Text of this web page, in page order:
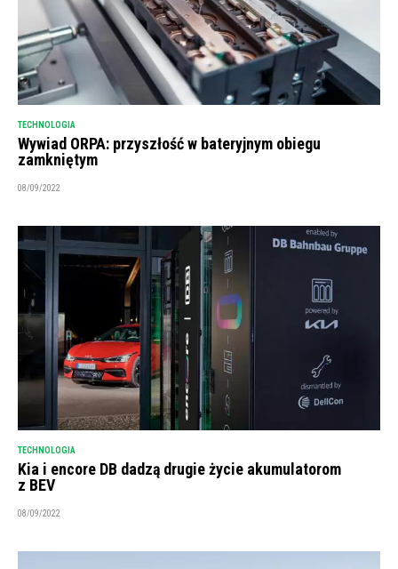
TECHNOLOGIA
Wywiad ORPA: przyszłość w bateryjnym obiegu
zamkniętym
08/09/2022
TECHNOLOGIA
Kia i encore DB dadzą drugie życie akumulatorom
z BEV
08/09/2022